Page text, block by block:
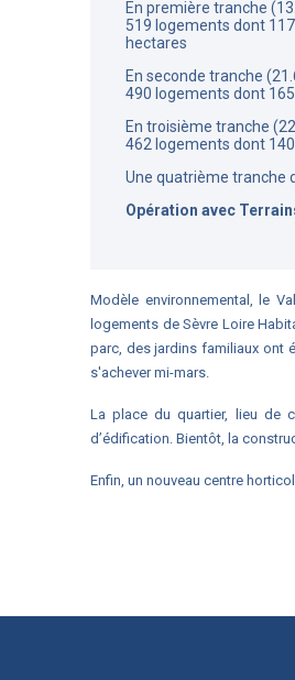
En première tranche
519 logements dont
hectares
En seconde tranche
490 logements dont
En troisième tranche
462 logements dont
Une quatrième tranche
Opération avec
Modèle environnemental, le
logements de Sèvre Loire
parc, des jardins familiaux ont
s'achever mi-mars.
La place du quartier, lieu de
d’édification. Bientôt, la
Enfin, un nouveau centre